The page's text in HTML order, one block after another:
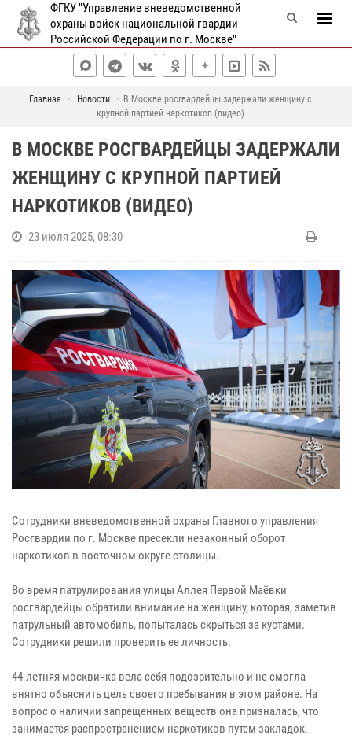
ФГКУ "Управление вневедомственной
охраны войск национальной гвардии
Российской Федерации по г. Москве"
Главная Новости
В Москве росгвардейцы задержали женщину с
крупной партией наркотиков (видео)
В МОСКВЕ РОСГВАРДЕЙЦЫ ЗАДЕРЖАЛИ
ЖЕНЩИНУ С КРУПНОЙ ПАРТИЕЙ
НАРКОТИКОВ (ВИДЕО)
23 июля 2025, 08:30
Сотрудники вневедомственной охраны Главного управления
Росгвардии по г. Москве пресекли незаконный оборот
наркотиков в восточном округе столицы.
Во время патрулирования улицы Аллея Первой Маёвки
росгвардейцы обратили внимание на женщину, которая, заметив
патрульный автомобиль, попыталась скрыться за кустами.
Сотрудники решили проверить ее личность.
44-летняя москвичка вела себя подозрительно и не смогла
внятно объяснить цель своего пребывания в этом районе. На
вопрос о наличии запрещенных веществ она призналась, что
занимается распространением наркотиков путем закладок.